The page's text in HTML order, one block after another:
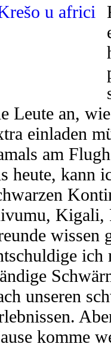
Leute an,
einladen
am
heute, kann
Kigali,
wissen
ich
unseren
komme